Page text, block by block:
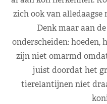
zich ook van
Denk maar aan de
onderscheiden: hoeden,
zijn niet omarmd
juist doordat het
tierelantijnen níet